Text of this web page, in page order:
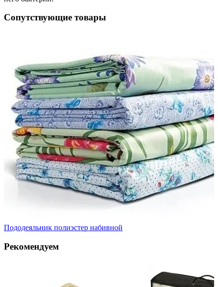
Сопутствующие товары
Пододеяльник полиэстер набивной
Рекомендуем